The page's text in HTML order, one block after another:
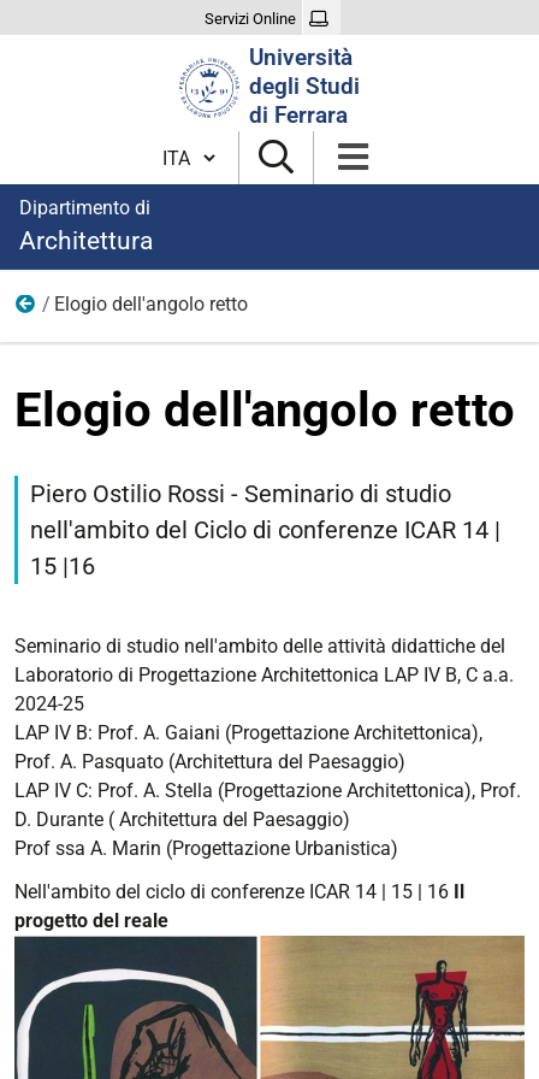
Servizi Online
Università
degli Studi
di Ferrara
Cambia lingua
Dipartimento di
Architettura
Eventi
Elogio dell'angolo retto
Elogio dell'angolo retto
Elogio
dell'angolo
2025-
05T09:30:00+02:00
2025-
05-
05T13:00:00+02:00
Piero
Ostilio
Rossi
-
Seminario
di
nell'ambito
del
Ciclo
di
Piero Ostilio Rossi - Seminario di studio
nell'ambito del Ciclo di conferenze ICAR 14 |
15 |16
Seminario di studio nell'ambito delle attività didattiche del
Laboratorio di Progettazione Architettonica LAP IV B, C a.a.
2024-25
LAP IV B: Prof. A. Gaiani (Progettazione Architettonica),
Prof. A. Pasquato (Architettura del Paesaggio)
LAP IV C: Prof. A. Stella (Progettazione Architettonica), Prof.
D. Durante ( Architettura del Paesaggio)
Prof ssa A. Marin (Progettazione Urbanistica)
Nell'ambito del ciclo di conferenze ICAR 14 | 15 | 16 Il
progetto del reale